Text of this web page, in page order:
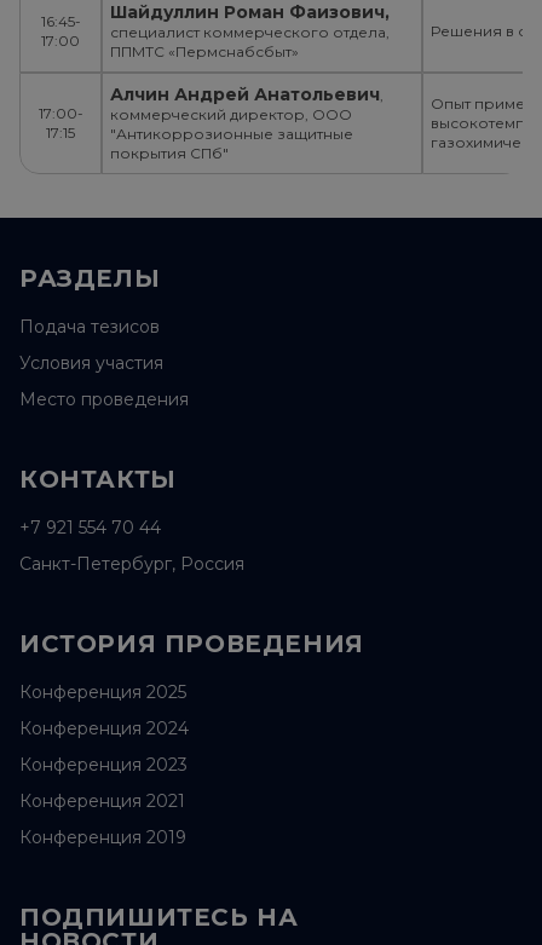
16:45-
17:00
Шайдуллин Роман Фаизович,
специалист коммерческого отдела,
ППМТС «Пермснабсбыт»
Решения в
17:00-
17:15
Алчин Андрей Анатольевич,
коммерческий директор, ООО
"Антикоррозионные защитные
покрытия СПб"
Опыт
РАЗДЕЛЫ
Подача тезисов
Условия участия
Место проведения
КОНТАКТЫ
+7 921 554 70 44
Санкт-Петербург, Россия
ИСТОРИЯ ПРОВЕДЕНИЯ
Конференция 2025
Конференция 2024
Конференция 2023
Конференция 2021
Конференция 2019
ПОДПИШИТЕСЬ НА